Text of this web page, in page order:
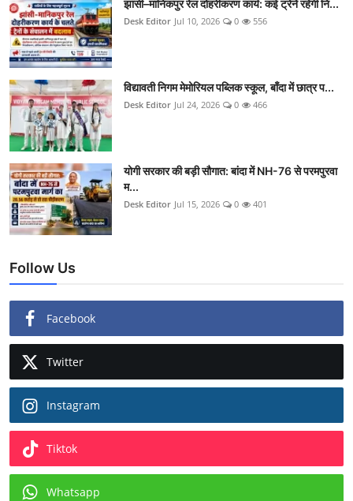
झांसी–मानिकपुर रेल दोहरीकरण कार्य: कई ट्रेनें रहेंगी नि...
Desk Editor Jul 10, 2026 0 556
विद्यावती निगम मेमोरियल पब्लिक स्कूल, बाँदा में छात्र प...
Desk Editor Jul 24, 2026 0 466
योगी सरकार की बड़ी सौगात: बांदा में NH-76 से परमपुरवा
म...
Desk Editor Jul 15, 2026 0 401
Follow Us
Facebook
Twitter
Instagram
Tiktok
Whatsapp